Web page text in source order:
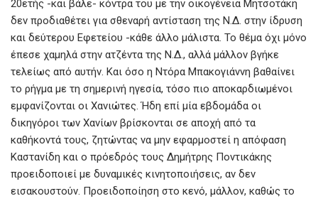
20ετής -και βάλε- κόντρα του με την οικογένεια Μητσοτάκη
δεν προδιαθέτει για σθεναρή αντίσταση της Ν.Δ. στην ίδρυση
και δεύτερου Εφετείου -κάθε άλλο μάλιστα. Το θέμα όχι μόνο
έπεσε χαμηλά στην ατζέντα της Ν.Δ., αλλά μάλλον βγήκε
τελείως από αυτήν. Και όσο η Ντόρα Μπακογιάννη βαθαίνει
το ρήγμα με τη σημερινή ηγεσία, τόσο πιο αποκαρδιωμένοι
εμφανίζονται οι Χανιώτες. Ήδη επί μία εβδομάδα οι
δικηγόροι των Χανίων βρίσκονται σε αποχή από τα
καθήκοντά τους, ζητώντας να μην εφαρμοστεί η απόφαση
Καστανίδη και ο πρόεδρός τους Δημήτρης Ποντικάκης
προειδοποιεί με δυναμικές κινητοποιήσεις, αν δεν
εισακουστούν. Προειδοποίηση στο κενό, μάλλον, καθώς το